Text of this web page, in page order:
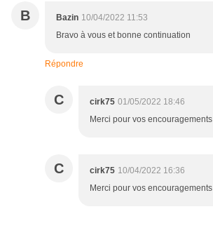
B Bazin 10/04/2022 11:53
Bravo à vous et bonne continuation
Répondre
C cirk75 01/05/2022 18:46
Merci pour vos encouragements
C cirk75 10/04/2022 16:36
Merci pour vos encouragements